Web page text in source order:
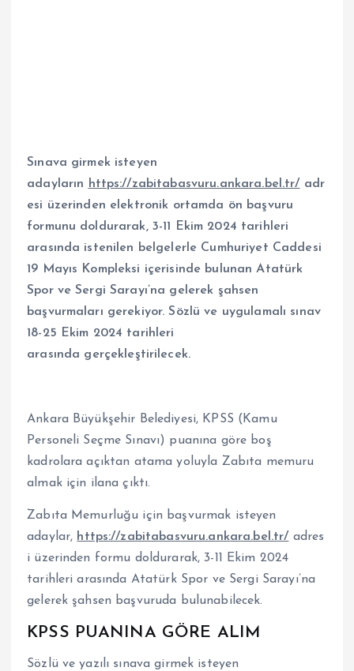
Sınava girmek isteyen
adayların https://zabitabasvuru.ankara.bel.tr/ adr
esi üzerinden elektronik ortamda ön başvuru
formunu doldurarak, 3-11 Ekim 2024 tarihleri
arasında istenilen belgelerle Cumhuriyet Caddesi
19 Mayıs Kompleksi içerisinde bulunan Atatürk
Spor ve Sergi Sarayı’na gelerek şahsen
başvurmaları gerekiyor. Sözlü ve uygulamalı sınav
18-25 Ekim 2024 tarihleri
arasında gerçekleştirilecek.
Ankara Büyükşehir Belediyesi, KPSS (Kamu
Personeli Seçme Sınavı) puanına göre boş
kadrolara açıktan atama yoluyla Zabıta memuru
almak için ilana çıktı.
Zabıta Memurluğu için başvurmak isteyen
adaylar, https://zabitabasvuru.ankara.bel.tr/ adres
i üzerinden formu doldurarak, 3-11 Ekim 2024
tarihleri arasında Atatürk Spor ve Sergi Sarayı’na
gelerek şahsen başvuruda bulunabilecek.
KPSS PUANINA GÖRE ALIM
Sözlü ve yazılı sınava girmek isteyen